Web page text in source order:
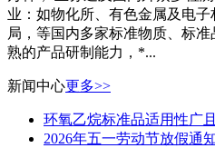
业：如物化所、有色金属及电
局，等国内多家标准物质、标
熟的产品研制能力，*...
新闻中心更多>>
环氧乙烷标准品适用性广
2026年五一劳动节放假通